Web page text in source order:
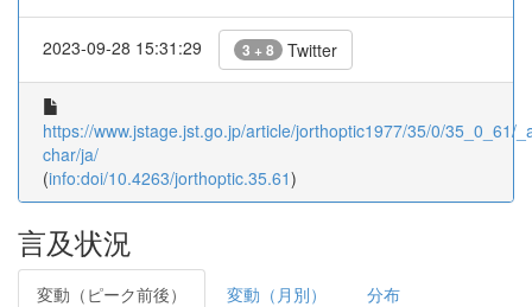
2023-09-28 15:31:29 3 + 8 Twitter
https://www.jstage.jst.go.jp/article/jorthoptic1977/35/0/35_0_61/
char/ja/
(info:doi/10.4263/jorthoptic.35.61)
言及状況
変動（ピーク前後） 変動（月別） 分布